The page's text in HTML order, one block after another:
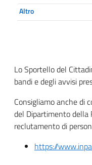
Altro
Lo Sportello del
bandi e degli avvisi
Consigliamo anche di
del Dipartimento della
reclutamento di
https://